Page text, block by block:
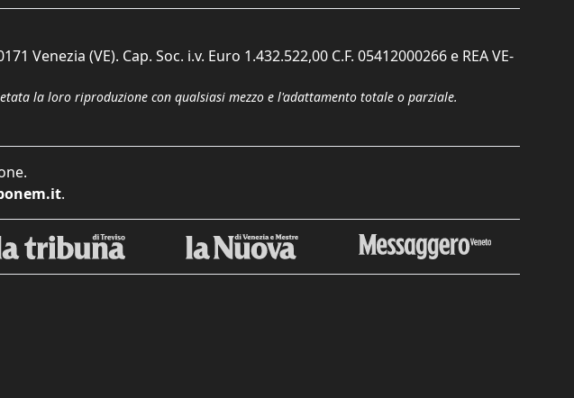
Venezia (VE). Cap. Soc. i.v. Euro 1.432.522,00 C.F. 05412000266 e REA VE-
la loro riproduzione con qualsiasi mezzo e l'adattamento totale o parziale.
.